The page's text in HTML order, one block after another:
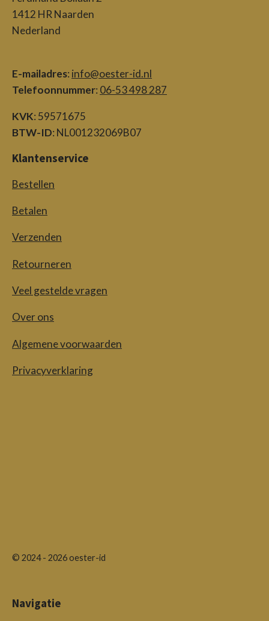
1412 HR Naarden
Nederland
E-mailadres: info@oester-id.nl
Telefoonnummer: 06-53 498 287
KVK: 59571675
BTW-ID: NL001232069B07
Klantenservice
Bestellen
Betalen
Verzenden
Retourneren
Veel gestelde vragen
Over ons
Algemene voorwaarden
Privacyverklaring
© 2024 - 2026 oester-id
Navigatie